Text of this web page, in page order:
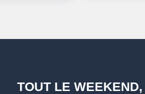
TOUT LE WEEKEND,